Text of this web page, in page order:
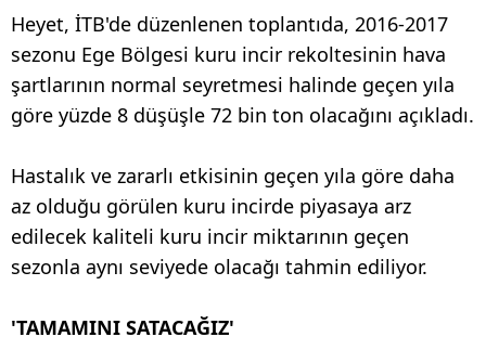
Heyet, İTB'de düzenlenen toplantıda, 2016-2017
sezonu Ege Bölgesi kuru incir rekoltesinin hava
şartlarının normal seyretmesi halinde geçen yıla
göre yüzde 8 düşüşle 72 bin ton olacağını açıkladı.
Hastalık ve zararlı etkisinin geçen yıla göre daha
az olduğu görülen kuru incirde piyasaya arz
edilecek kaliteli kuru incir miktarının geçen
sezonla aynı seviyede olacağı tahmin ediliyor.
'TAMAMINI SATACAĞIZ'